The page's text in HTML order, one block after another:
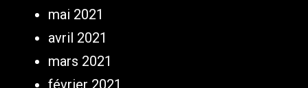
mai 2021
avril 2021
mars 2021
février 2021